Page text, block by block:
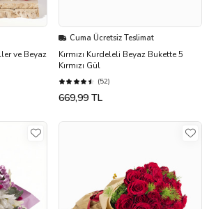
ve Beyaz
Cuma Ücretsiz Teslimat
Kırmızı Kurdeleli Beyaz Bukette 5
Kırmızı Gül
(52)
669,99 TL